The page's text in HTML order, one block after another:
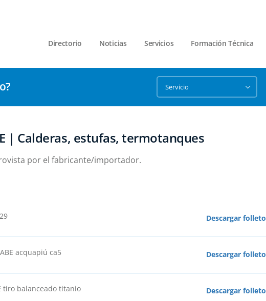
Directorio Noticias Servicios Formación Técnica
| Calderas, estufas, termotanques
por el fabricante/importador.
Descargar folleto
acquapiú ca5 Descargar folleto
tiro balanceado titanio Descargar folleto